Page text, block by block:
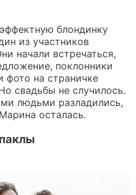
блондинку
из участников
начали встречаться,
поклонники
на страничке
свадьбы не случилось.
людьми разладились,
осталась.